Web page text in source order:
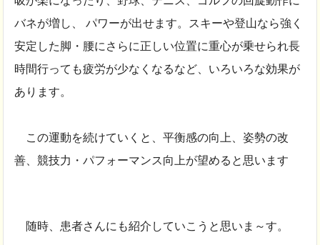
バネが増し、 パワーが出せます。スキーや登山なら強く
安定した脚・腰にさらに正しい位置に重心が乗せられ長
時間行っても疲労が少なくなるなど、いろいろな効果が
あります。
この運動を続けていくと、平衡感の向上、姿勢の改
善、競技力・パフォーマンス向上が望めると思います
随時、患者さんにも紹介していこうと思いま～す。